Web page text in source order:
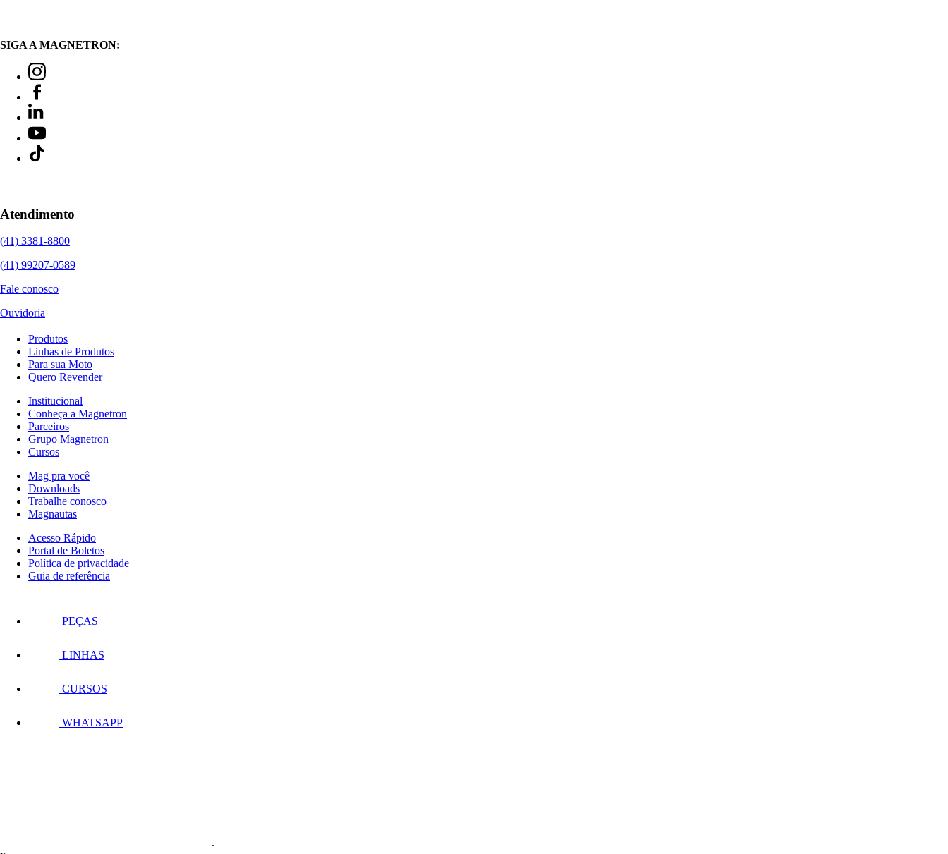
SIGA A MAGNETRON:
Atendimento
(41) 3381-8800
(41) 99207-0589
Fale conosco
Ouvidoria
Produtos
Linhas de Produtos
Para sua Moto
Quero Revender
Institucional
Conheça a Magnetron
Parceiros
Grupo Magnetron
Cursos
Mag pra você
Downloads
Trabalhe conosco
Magnautas
Acesso Rápido
Portal de Boletos
Política de privacidade
Guia de referência
PEÇAS
LINHAS
CURSOS
WHATSAPP
.